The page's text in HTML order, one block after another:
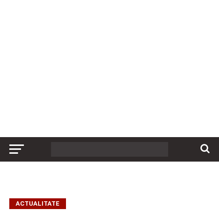
ACTUALITATE